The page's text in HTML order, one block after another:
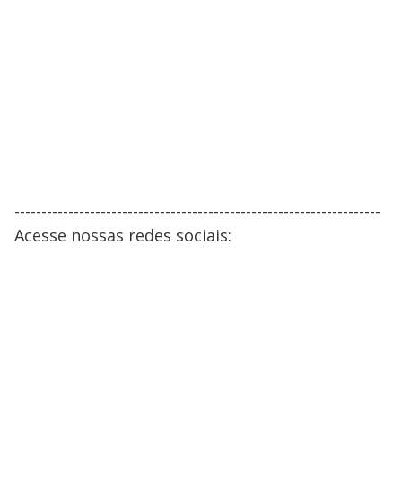
--------------------------------------------------------------------
Acesse nossas redes sociais: